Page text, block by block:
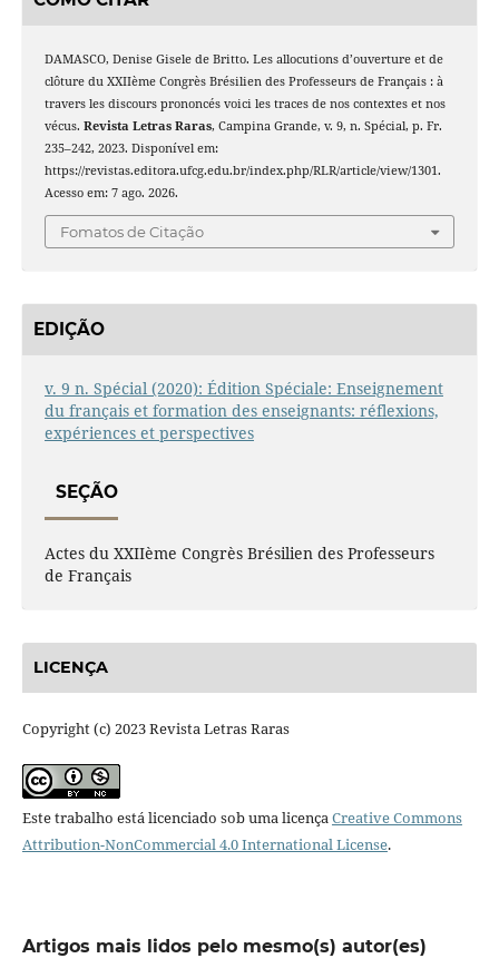
DAMASCO, Denise Gisele de Britto. Les allocutions d’ouverture et de
clôture du XXIIème Congrès Brésilien des Professeurs de Français : à
travers les discours prononcés voici les traces de nos contextes et nos
vécus. Revista Letras Raras, Campina Grande, v. 9, n. Spécial, p. Fr.
235–242, 2023. Disponível em:
https://revistas.editora.ufcg.edu.br/index.php/RLR/article/view/1301.
Acesso em: 7 ago. 2026.
Fomatos de Citação
EDIÇÃO
v. 9 n. Spécial (2020): Édition Spéciale: Enseignement
du français et formation des enseignants: réflexions,
expériences et perspectives
SEÇÃO
Actes du XXIIème Congrès Brésilien des Professeurs
de Français
LICENÇA
Copyright (c) 2023 Revista Letras Raras
Este trabalho está licenciado sob uma licençaCreative Commons
Attribution-NonCommercial 4.0 International License.
Artigos mais lidos pelo mesmo(s) autor(es)